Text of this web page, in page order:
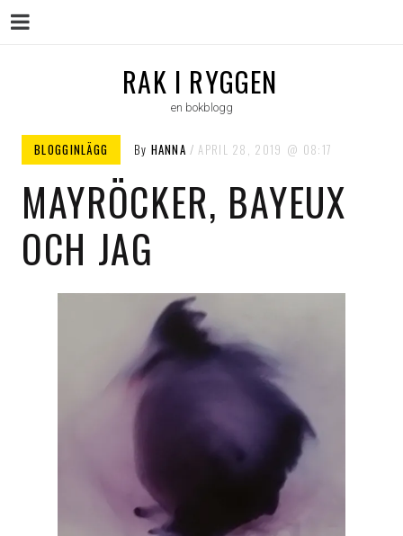
RAK I RYGGEN
en bokblogg
BLOGGINLÄGG By HANNA APRIL 28, 2019 08:17
MAYRÖCKER, BAYEUX
OCH JAG
Menu